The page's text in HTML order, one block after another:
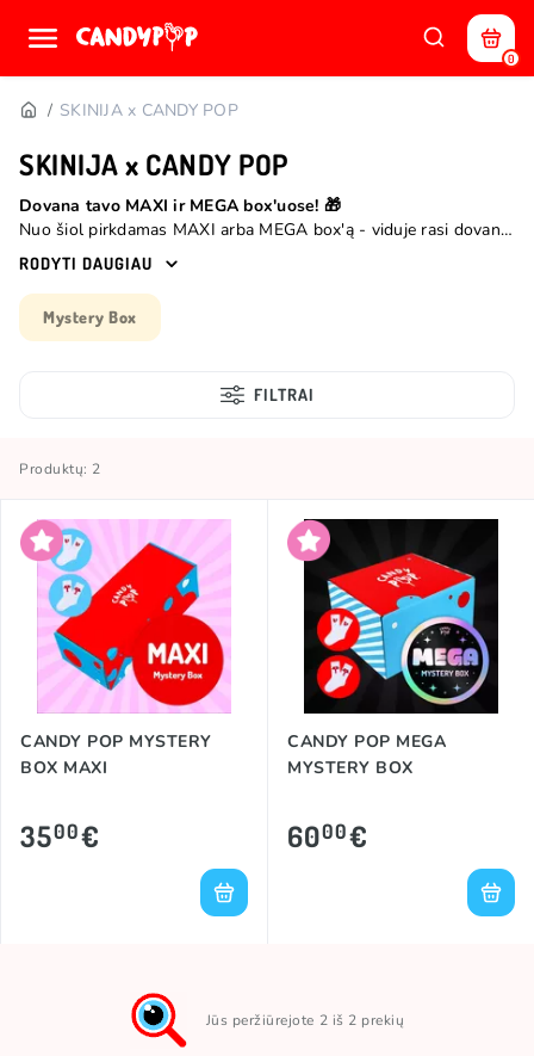
0
SKINIJA x CANDY POP
SKINIJA x CANDY POP
Dovana tavo MAXI ir MEGA box'uose! 🎁
Nuo šiol pirkdamas MAXI arba MEGA box'ą - viduje rasi dovanų:
SKINIJA X Candy POP kojines.🧦 Pasipuošk vasarai kaip pridera.
☀️
RODYTI DAUGIAU
Mystery Box
FILTRAI
Produktų: 2
CANDY POP MYSTERY
BOX MAXI
3500€
CANDY POP MEGA
MYSTERY BOX
6000€
Jūs peržiūrejote 2 iš 2 prekių